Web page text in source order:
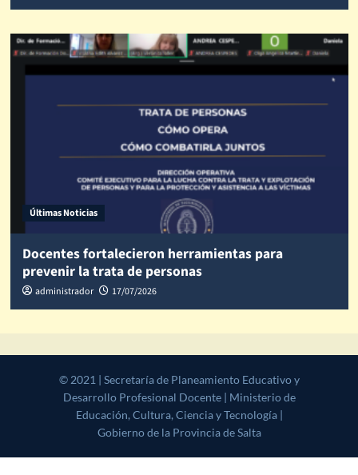
Últimas Noticias
Docentes fortalecieron herramientas para
prevenir la trata de personas
administrador 17/07/2026
© 2021 | Secretaría de Planeamiento Educativo y Desarrollo
Profesional Docente | Ministerio de Educación, Cultura, Ciencia y
Tecnología | Gobierno de la Provincia de Salta|CoverNews
themes.